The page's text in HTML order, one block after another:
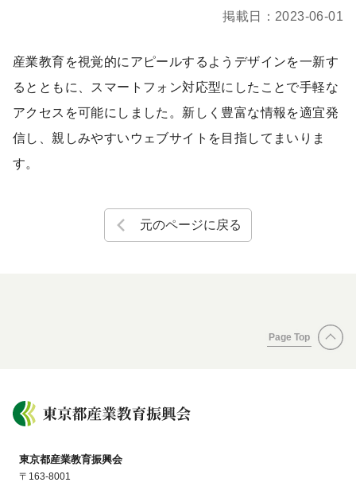
掲載日： 2023-06-01
産業教育を視覚的にアピールするようデザインを一新す
るとともに、スマートフォン対応型にしたことで手軽な
アクセスを可能にしました。新しく豊富な情報を適宜発
信し、親しみやすいウェブサイトを目指してまいりま
す。
元のページに戻る
Page Top
東京都産業教育振興会
〒163-8001